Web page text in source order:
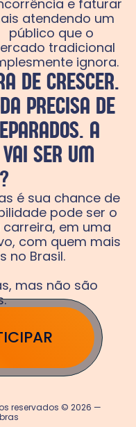
e faturar
atendendo um
público que o
tradicional
ignora.
DE CRESCER.
PRECISA DE
A
VAI SER UM
é sua chance de
pode ser o
em uma
com quem mais
no Brasil.
mas não são
reservados © 2026 —